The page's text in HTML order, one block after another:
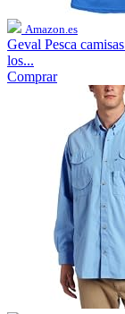
Amazon.es
Geval Pesca
los...
Comprar